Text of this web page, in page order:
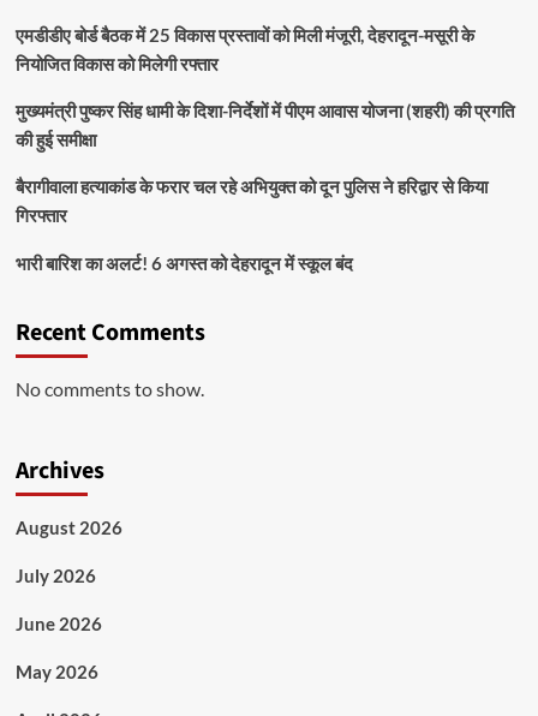
एमडीडीए बोर्ड बैठक में 25 विकास प्रस्तावों को मिली मंजूरी, देहरादून-मसूरी के
नियोजित विकास को मिलेगी रफ्तार
मुख्यमंत्री पुष्कर सिंह धामी के दिशा-निर्देशों में पीएम आवास योजना (शहरी) की प्रगति
की हुई समीक्षा
बैरागीवाला हत्याकांड के फरार चल रहे अभियुक्त को दून पुलिस ने हरिद्वार से किया
गिरफ्तार
भारी बारिश का अलर्ट! 6 अगस्त को देहरादून में स्कूल बंद
Recent Comments
No comments to show.
Archives
August 2026
July 2026
June 2026
May 2026